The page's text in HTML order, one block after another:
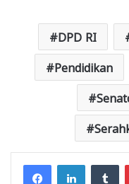
DPD RI
Pendidikan
FacebookLinkedIn